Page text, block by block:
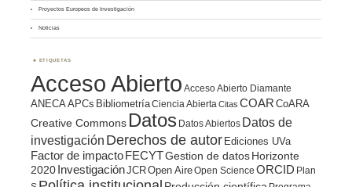
Proyectos Europeos de Investigación
Noticias
ETIQUETAS
Acceso Abierto Acceso Abierto Diamante
ANECA APCs BibliometríaCiencia Abierta Citas COAR CoARA
Creative Commons Datos Datos Abiertos Datos de
investigación Derechos de autor Ediciones UVa
Factor de impacto FECYTGestion de datosHorizonte
2020 InvestigaciónJCROpen AireOpen Science ORCID Plan